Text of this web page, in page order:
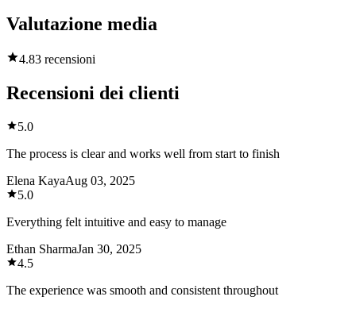
Valutazione media
4.83 recensioni
Recensioni dei clienti
5.0
The process is clear and works well from start to finish
Elena KayaAug 03, 2025
5.0
Everything felt intuitive and easy to manage
Ethan SharmaJan 30, 2025
4.5
The experience was smooth and consistent throughout